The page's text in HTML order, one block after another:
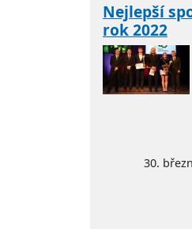
Nejlepší
rok 2022
30.